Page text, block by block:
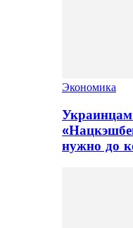
Экономика
нужно до